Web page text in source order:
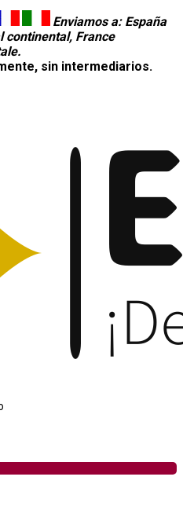
Enviamos a: España
continental, France
sin intermediarios.